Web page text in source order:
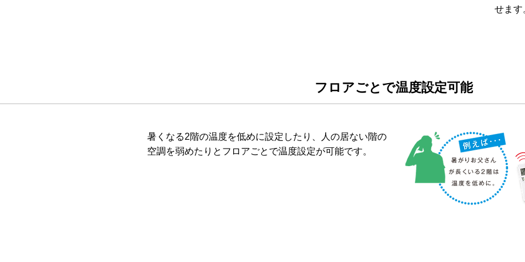
せます
フロアごとで温度設定可能
暑くなる2階の温度を低めに設定したり、人の居ない階の
空調を弱めたりとフロアごとで温度設定が可能です。